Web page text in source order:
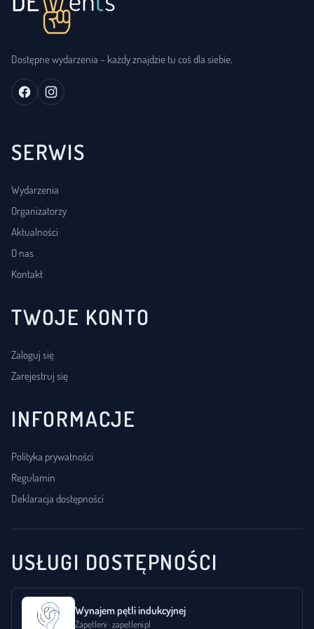
Dostępne wydarzenia – każdy znajdzie tu coś dla siebie.
SERWIS
Wydarzenia
Organizatorzy
Aktualności
O nas
Kontakt
TWOJE KONTO
Zaloguj się
Zarejestruj się
INFORMACJE
Polityka prywatności
Regulamin
Deklaracja dostępności
USŁUGI DOSTĘPNOŚCI
Wynajem pętli indukcyjnej
Zapętleni · zapetleni.pl